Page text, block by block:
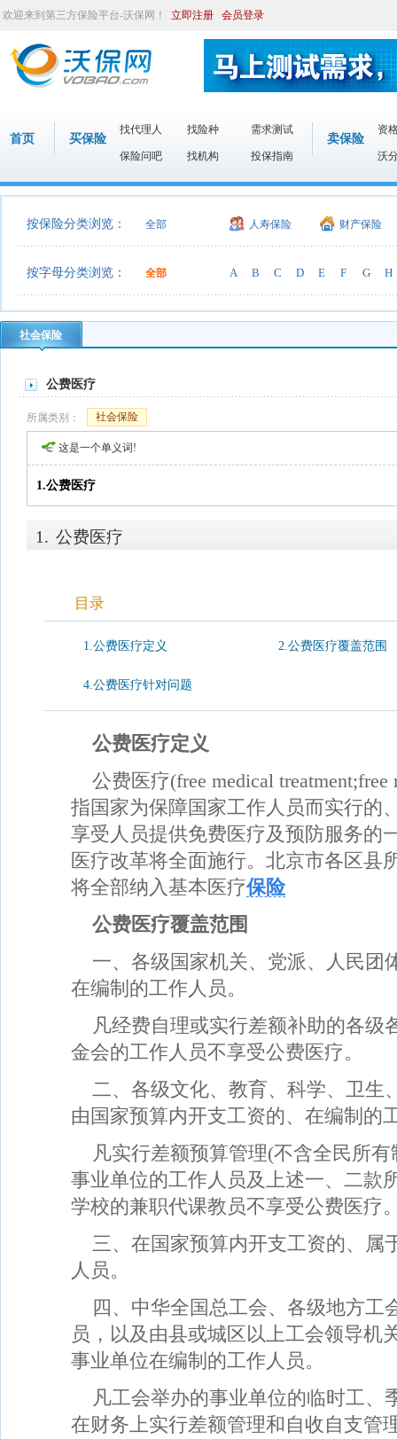
欢迎来到第三方保险平台-沃保网！ 立即注册 会员登录
首页 买保险
找代理人 找险种 需求测试
保险问吧 找机构 投保指南
卖保险
资
沃
按保险分类浏览： 全部 人寿保险 财产保险
按字母分类浏览： 全部 A B C D E F G H
社会保险
公费医疗
所属类别： 社会保险
这是一个单义词!
1.公费医疗
1. 公费医疗
目录
1.公费医疗定义 2.公费医疗覆盖范围
4.公费医疗针对问题
公费医疗定义
公费医疗(free medical
指国家为保障国家工作人员而实行的
享受人员提供免费医疗及预防服务的
医疗改革将全面施行。北京市各区县
将全部纳入基本医疗保险
公费医疗覆盖范围
一、各级国家机关、党派、人民团
在编制的工作人员。
凡经费自理或实行差额补助的各级
金会的工作人员不享受公费医疗。
二、各级文化、教育、科学、卫生
由国家预算内开支工资的、在编制的
凡实行差额预算管理(不含全民所
事业单位的工作人员及上述一、二款
学校的兼职代课教员不享受公费医疗
三、在国家预算内开支工资的、属
人员。
四、中华全国总工会、各级地方工
员，以及由县或城区以上工会领导机
事业单位在编制的工作人员。
凡工会举办的事业单位的临时工、
在财务上实行差额管理和自收自支管